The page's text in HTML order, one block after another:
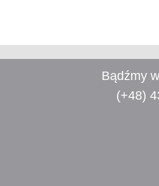
Bądźmy
(+48)